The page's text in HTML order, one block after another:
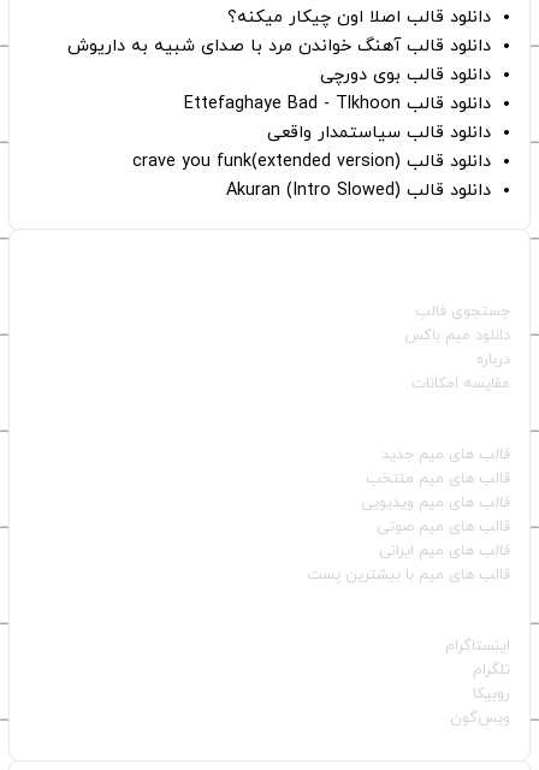
دانلود قالب اصلا اون چیکار میکنه؟
دانلود قالب آهنگ خواندن مرد با صدای شبیه به داریوش
دانلود قالب بوی دورچی
دانلود قالب Ettefaghaye Bad - Tlkhoon
دانلود قالب سیاستمدار واقعی
دانلود قالب crave you funk(extended version)
دانلود قالب (Intro Slowed) Akuran
جستجوی قالب
دانلود میم باکس
درباره
مقایسه امکانات
قالب‌ های میم جدید
قالب‌ های میم منتخب
قالب‌ های میم ویدیویی
قالب‌ های میم صوتی
قالب‌ های میم ایرانی
قالب‌ های میم با بیشترین پست
اینستاگرام
تلگرام
روبیکا
ویس‌گون